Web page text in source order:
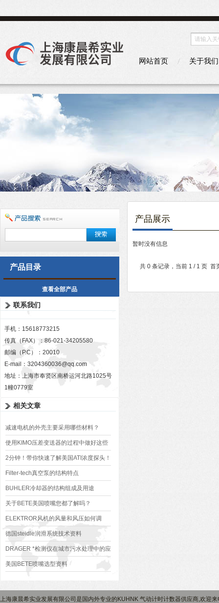
网站首页 关于我们
产品目录
查看全部产品
联系我们
手机：15618773215
传真（FAX）：86-021-34205580
邮编（P.C）：20010
E-mail： 3204360036@qq.com
地址：上海市奉贤区南桥运河北路1025号
1幢0779室
相关文章
减速电机的外壳主要采用哪些材料？
使用KIMO压差变送器的过程中做好这些
事项 好处多多
2分钟！带你快速了解美国ATI浓度探头！
Filter-tech真空泵的结构特点
BUHLER冷却器的结构组成及用途
关于BETE美国喷嘴您都了解吗？
ELEKTROR风机的风量和风压如何调
节？
德国steidle润滑系统技术资料
DRAGER *检测仪在城市污水处理中的应
用及效果评价
美国BETE喷嘴选型资料
产品展示
暂时没有信息
共 0 条记录，当前 1 / 1 页
上海康晨希实业发展有限公司是国内外专业的KUHNK 气动计时计数器供应商,欢迎